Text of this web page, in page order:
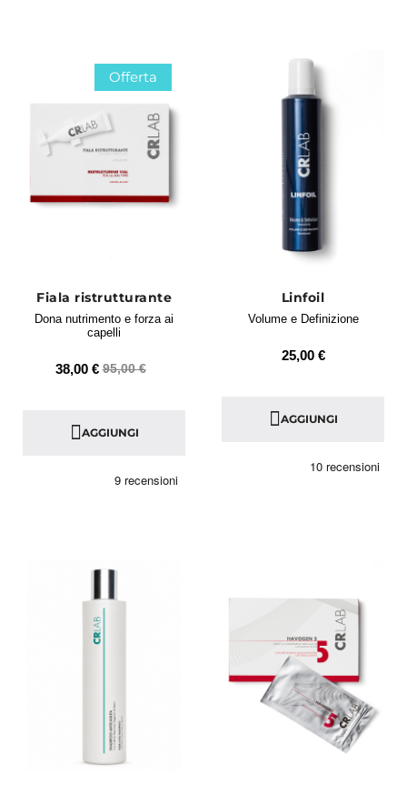
Offerta
Fiala ristrutturante
Dona nutrimento e forza ai
capelli
38,00 € 95,00 €
AGGIUNGI
Linfoil
Volume e Definizione
25,00 €
AGGIUNGI